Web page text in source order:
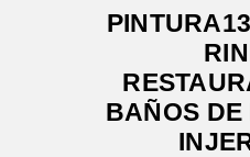
BAÑOS DE